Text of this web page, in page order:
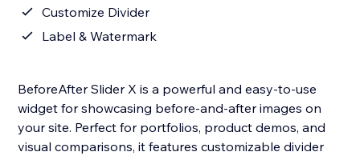
Customize Divider
Label & Watermark
BeforeAfter Slider X is a powerful and easy-to-use
widget for showcasing before-and-after images on
your site. Perfect for portfolios, product demos, and
visual comparisons, it features customizable divider